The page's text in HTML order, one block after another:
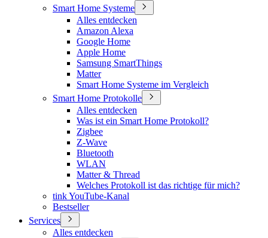
Smart Home Systeme
Alles entdecken
Amazon Alexa
Google Home
Apple Home
Samsung SmartThings
Matter
Smart Home Systeme im Vergleich
Smart Home Protokolle
Alles entdecken
Was ist ein Smart Home Protokoll?
Zigbee
Z-Wave
Bluetooth
WLAN
Matter & Thread
Welches Protokoll ist das richtige für mich?
tink YouTube-Kanal
Bestseller
Services
Alles entdecken